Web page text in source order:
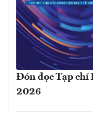
Đón đọc Tạp chí
2026